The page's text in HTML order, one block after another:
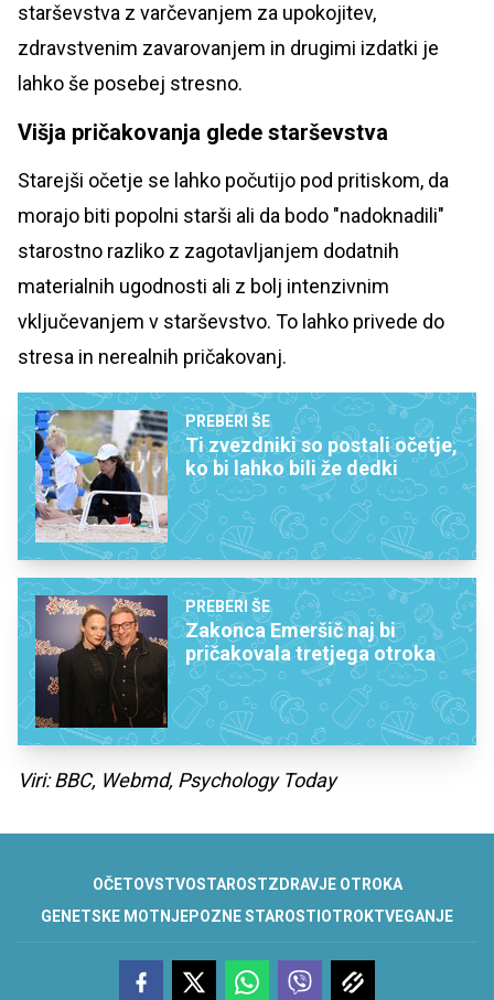
starševstva z varčevanjem za upokojitev,
zdravstvenim zavarovanjem in drugimi izdatki je
lahko še posebej stresno.
Višja pričakovanja glede starševstva
Starejši očetje se lahko počutijo pod pritiskom, da
morajo biti popolni starši ali da bodo "nadoknadili"
starostno razliko z zagotavljanjem dodatnih
materialnih ugodnosti ali z bolj intenzivnim
vključevanjem v starševstvo. To lahko privede do
stresa in nerealnih pričakovanj.
PREBERI ŠE
Ti zvezdniki so postali očetje,
ko bi lahko bili že dedki
PREBERI ŠE
Zakonca Emeršič naj bi
pričakovala tretjega otroka
Viri: BBC, Webmd, Psychology Today
OČETOVSTVOSTAROSTZDRAVJE OTROKA
GENETSKE MOTNJEPOZNE STAROSTI OTROKTVEGANJE